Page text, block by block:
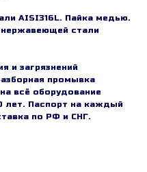
AISI316L. Пайка медью.
нержавеющей стали
и загрязнений
промывка
всё оборудование
лет. Паспорт на каждый
по РФ и СНГ.